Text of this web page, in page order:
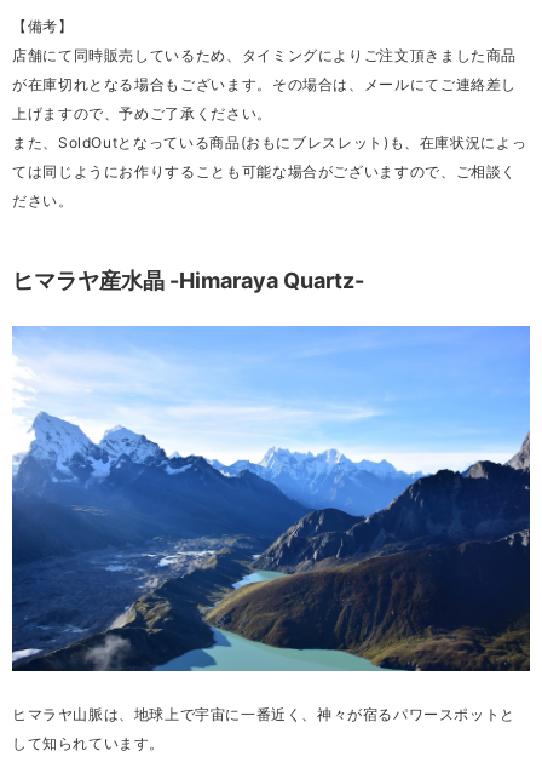
【備考】
店舗にて同時販売しているため、タイミングによりご注文頂きました商品
が在庫切れとなる場合もございます。その場合は、メールにてご連絡差し
上げますので、予めご了承ください。
また、SoldOutとなっている商品(おもにブレスレット)も、在庫状況によっ
ては同じようにお作りすることも可能な場合がございますので、ご相談く
ださい。
ヒマラヤ産水晶 -Himaraya Quartz-
ヒマラヤ山脈は、地球上で宇宙に一番近く、神々が宿るパワースポットと
して知られています。